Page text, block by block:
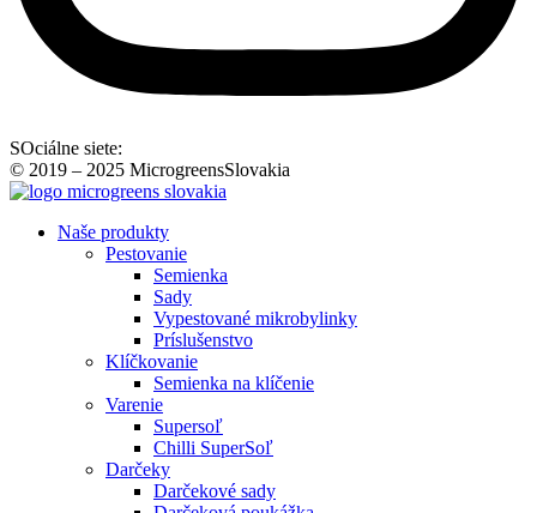
SOciálne siete:
© 2019 – 2025 MicrogreensSlovakia
Naše produkty
Pestovanie
Semienka
Sady
Vypestované mikrobylinky
Príslušenstvo
Klíčkovanie
Semienka na klíčenie
Varenie
Supersoľ
Chilli SuperSoľ
Darčeky
Darčekové sady